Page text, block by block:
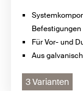
Befestigungen
Für Vor- und
Aus
3 Varianten